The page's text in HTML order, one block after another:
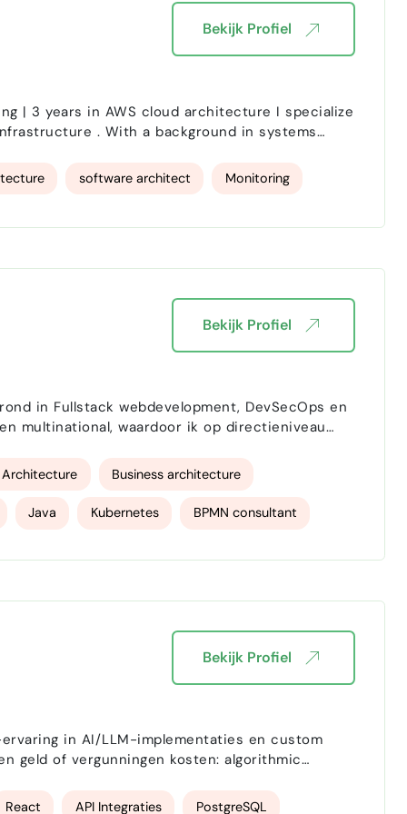
. With a background in systems
software architect Monitoring
Bekijk Profiel
in Fullstack webdevelopment, DevSecOps en
multinational, waardoor ik op directieniveau
Business architecture
Java Kubernetes BPMN consultant
Bekijk Profiel
in AI/LLM-implementaties en custom
geld of vergunningen kosten: algorithmic
logi…
React API Integraties PostgreSQL
Bekijk Profiel